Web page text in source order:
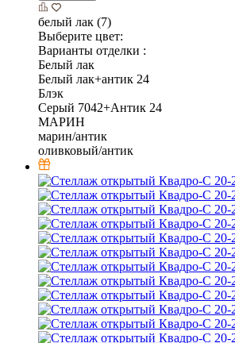
белый лак (7)
Выберите цвет:
Варианты отделки :
Белый лак
Белый лак+антик 24
Блэк
Серый 7042+Антик 24
МАРИН
марин/антик
оливковый/антик